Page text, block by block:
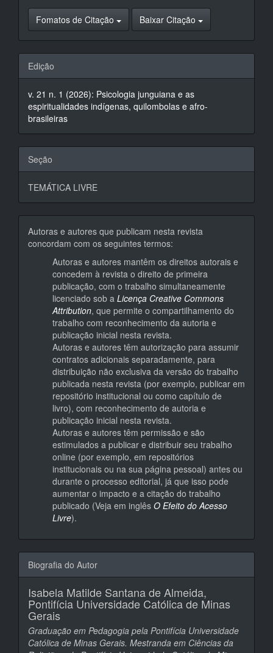
Fomatos de Citação Baixar Citação
Edição
v. 21 n. 1 (2026): Psicologia junguiana e as
espiritualidades indígenas, quilombolas e afro-
brasileiras
Seção
TEMÁTICA LIVRE
Autoras e autores que publicam nesta revista
concordam com os seguintes termos:
Autoras e autores mantêm os direitos autorais e
concedem à revista o direito de primeira
publicação, com o trabalho simultaneamente
licenciado sob a Licença Creative Commons
Attribution, que permite o compartilhamento do
trabalho com reconhecimento da autoria e
publicação inicial nesta revista.
Autoras e autores têm autorização para assumir
contratos adicionais separadamente, para
distribuição não exclusiva da versão do trabalho
publicada nesta revista (por exemplo, publicar em
repositório institucional ou como capítulo de
livro), com reconhecimento de autoria e
publicação inicial nesta revista.
Autoras e autores têm permissão e são
estimulados a publicar e distribuir seu trabalho
online (por exemplo, em repositórios
institucionais ou na sua página pessoal) antes ou
durante o processo editorial, já que isso pode
aumentar o impacto e a citação do trabalho
publicado (Veja em inglês O Efeito do Acesso
Livre).
Biografia do Autor
Isabela Matilde Santana de Almeida,
Pontifícia Universidade Católica de Minas
Gerais
Graduação em Pedagogia pela Pontifícia Universidade
Católica de Minas Gerais. Mestranda em Ciências da